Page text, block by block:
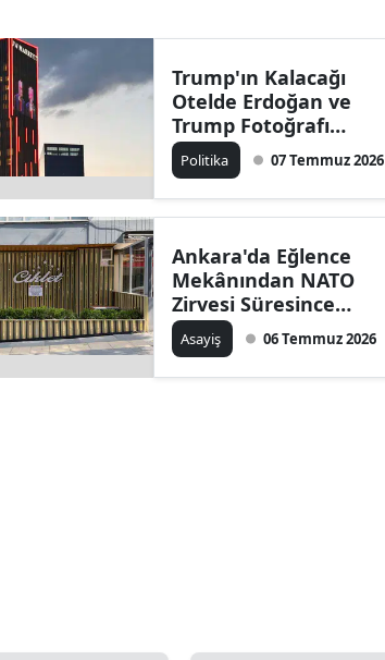
Trump'ın Kalacağı
Otelde Erdoğan ve
Trump Fotoğrafı
Yansıtıldı
Politika 07 Temmuz 2026
Ankara'da Eğlence
Mekânından NATO
Zirvesi Süresince
Kapanma Kararı
Asayiş 06 Temmuz 2026